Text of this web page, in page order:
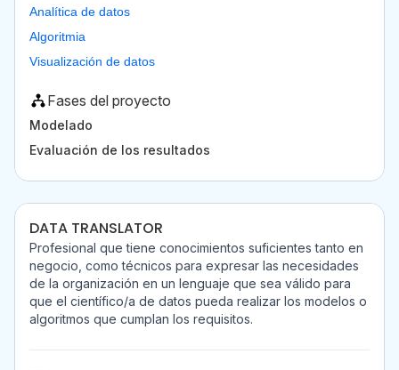
Analítica de datos
Algoritmia
Visualización de datos
Fases del proyecto
Modelado
Evaluación de los resultados
DATA TRANSLATOR
Profesional que tiene conocimientos suficientes tanto en
negocio, como técnicos para expresar las necesidades
de la organización en un lenguaje que sea válido para
que el científico/a de datos pueda realizar los modelos o
algoritmos que cumplan los requisitos.